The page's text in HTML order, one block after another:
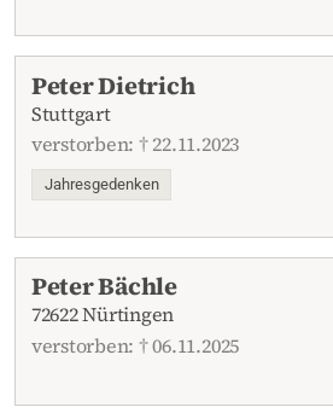
Peter Dietrich
Stuttgart
verstorben: † 22.11.2023
Jahresgedenken
Peter Bächle
72622 Nürtingen
verstorben: † 06.11.2025